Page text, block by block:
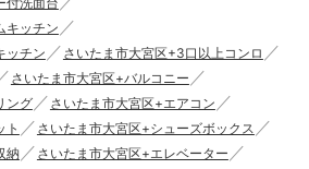
キッチン
ッチン
さいたま市大宮区+3口以上コンロ
さいたま市大宮区+バルコニー
ング
さいたま市大宮区+エアコン
ト
さいたま市大宮区+シューズボックス
納
さいたま市大宮区+エレベーター